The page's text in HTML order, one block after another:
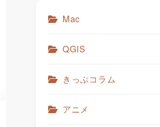
Mac
QGIS
きっぷコラム
アニメ